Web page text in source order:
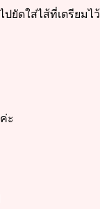
ยัดใส่ไส้ที่เตรียมไว้
ะ